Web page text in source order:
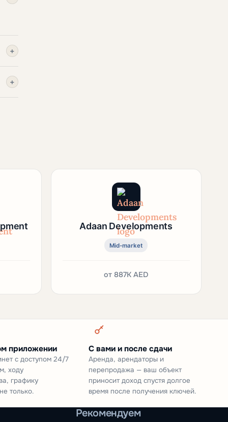
+
+
Adaan Developments
Mid-market
от887K AED
приложении
с доступом 24/7
ходу
графику
только.
С вами и после сдачи
Аренда, арендаторы и
перепродажа — ваш объект
приносит доход спустя долгое
время после получения ключей.
Рекомендуем